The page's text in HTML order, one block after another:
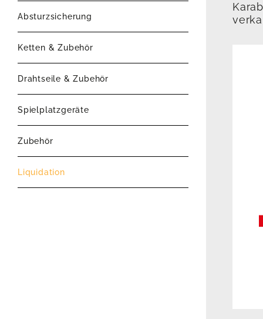
Absturzsicherung
Ketten & Zubehör
Drahtseile & Zubehör
Spielplatzgeräte
Zubehör
Liquidation